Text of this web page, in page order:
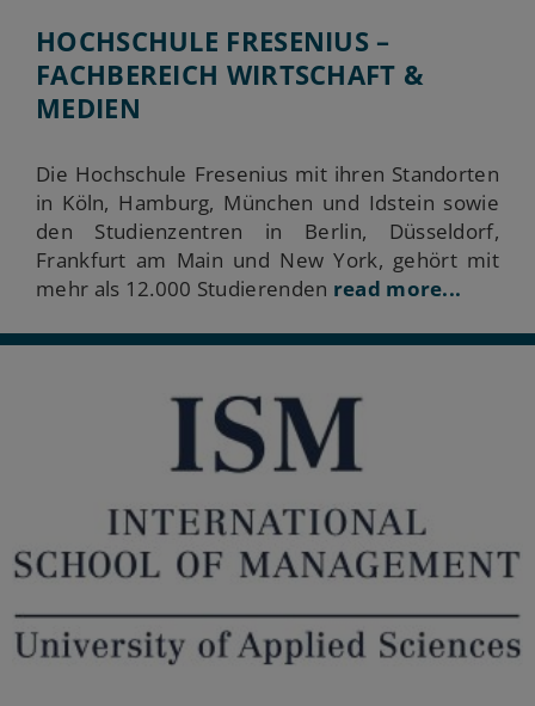
HOCHSCHULE FRESENIUS –
FACHBEREICH WIRTSCHAFT &
MEDIEN
Die Hochschule Fresenius mit ihren Standorten
in Köln, Hamburg, München und Idstein sowie
den Studienzentren in Berlin, Düsseldorf,
Frankfurt am Main und New York, gehört mit
mehr als 12.000 Studierenden read more...